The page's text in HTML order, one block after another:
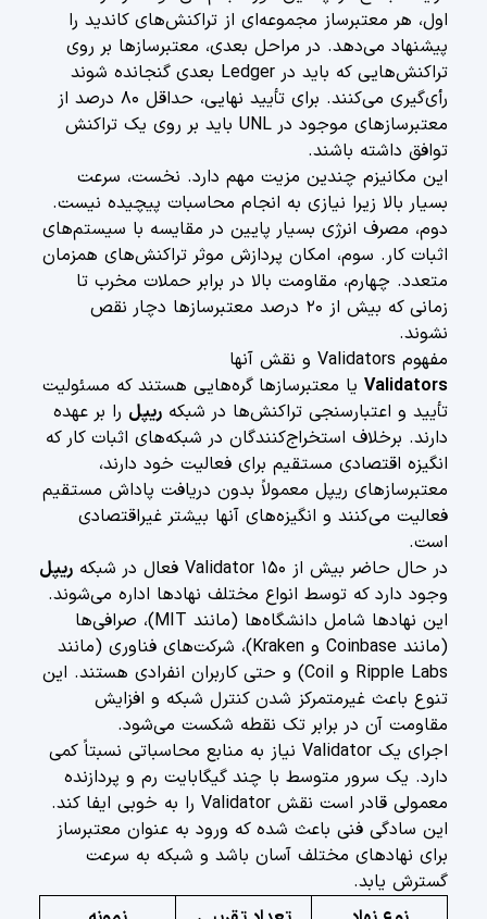
اول، هر معتبرساز مجموعه‌ای از تراکنش‌های کاندید را
پیشنهاد می‌دهد. در مراحل بعدی، معتبرسازها بر روی
تراکنش‌هایی که باید در Ledger بعدی گنجانده شوند
رأی‌گیری می‌کنند. برای تأیید نهایی، حداقل ۸۰ درصد از
معتبرسازهای موجود در UNL باید بر روی یک تراکنش
توافق داشته باشند.
این مکانیزم چندین مزیت مهم دارد. نخست، سرعت
بسیار بالا زیرا نیازی به انجام محاسبات پیچیده نیست.
دوم، مصرف انرژی بسیار پایین در مقایسه با سیستم‌های
اثبات کار. سوم، امکان پردازش موثر تراکنش‌های همزمان
متعدد. چهارم، مقاومت بالا در برابر حملات مخرب تا
زمانی که بیش از ۲۰ درصد معتبرسازها دچار نقص
نشوند.
مفهوم Validators و نقش آنها
Validators یا معتبرسازها گره‌هایی هستند که مسئولیت
تأیید و اعتبارسنجی تراکنش‌ها در شبکه ریپل را بر عهده
دارند. برخلاف استخراج‌کنندگان در شبکه‌های اثبات کار که
انگیزه اقتصادی مستقیم برای فعالیت خود دارند،
معتبرسازهای ریپل معمولاً بدون دریافت پاداش مستقیم
فعالیت می‌کنند و انگیزه‌های آنها بیشتر غیراقتصادی
است.
در حال حاضر بیش از ۱۵۰ Validator فعال در شبکه
ریپل
وجود دارد که توسط انواع مختلف نهادها اداره می‌شوند.
این نهادها شامل دانشگاه‌ها (مانند MIT)، صرافی‌ها
(مانند Coinbase و Kraken)، شرکت‌های فناوری (مانند
Ripple Labs و Coil) و حتی کاربران انفرادی هستند. این
تنوع باعث غیرمتمرکز شدن کنترل شبکه و افزایش
مقاومت آن در برابر تک نقطه شکست می‌شود.
اجرای یک Validator نیاز به منابع محاسباتی نسبتاً کمی
دارد. یک سرور متوسط با چند گیگابایت رم و پردازنده
معمولی قادر است نقش Validator را به خوبی ایفا کند.
این سادگی فنی باعث شده که ورود به عنوان معتبرساز
برای نهادهای مختلف آسان باشد و شبکه به سرعت
گسترش یابد.